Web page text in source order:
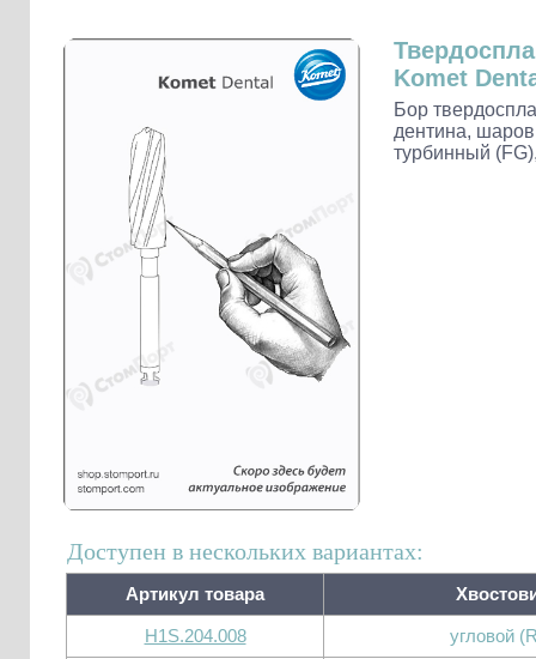
Наконечники и переходники KaVo
Komet
Бор
дентина,
турбинный
Доступен в нескольких вариантах:
Артикул товара
H1S.204.008 угловой